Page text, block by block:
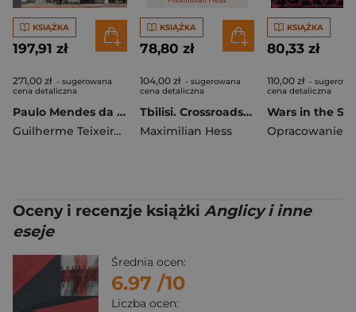
KSIĄŻKA
197,91 zł
271,00 zł - sugerowana
cena detaliczna
Paulo Mendes da Rocha. The Architecture of Possibility
Guilherme Teixeira Wisnik
KSIĄŻKA
78,80 zł
104,00 zł - sugerowana
cena detaliczna
Tbilisi. Crossroads of the Caucasus
Maximilian Hess
KSIĄŻKA
80,33 zł
110,00 zł -
cena detaliczna
Oceny i recenzje książki Anglicy i inne
eseje
Średnia ocen:
6.97 /10
Liczba ocen: